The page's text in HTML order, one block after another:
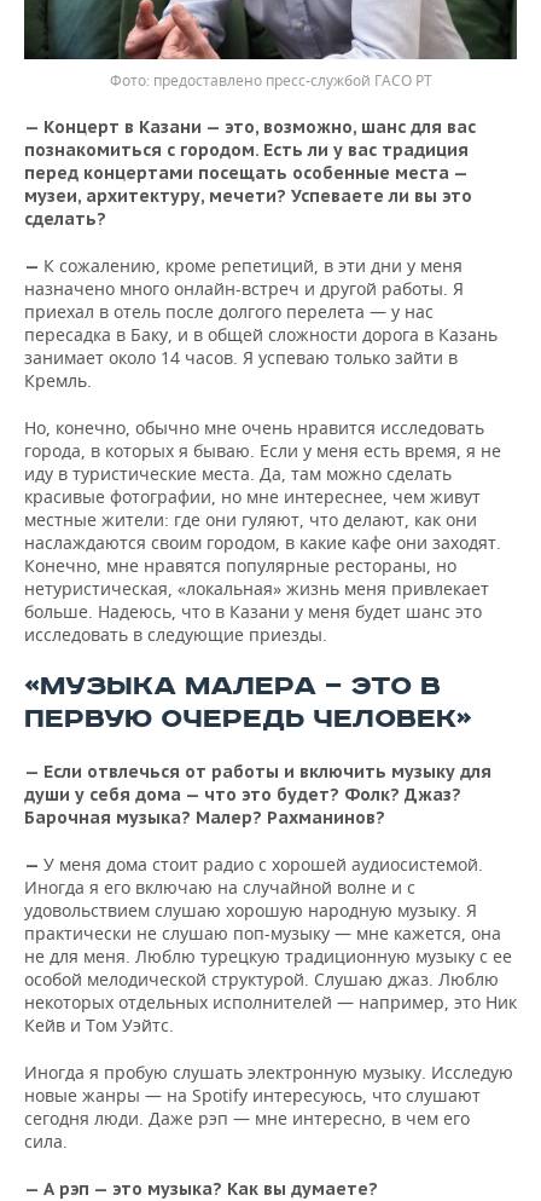
предоставлено пресс-службой ГАСО РТ
— Концерт в Казани — это, возможно, шанс для вас
познакомиться с городом. Есть ли у вас традиция
перед концертами посещать особенные места —
музеи, архитектуру, мечети? Успеваете ли вы это
сделать?
— К сожалению, кроме репетиций, в эти дни у меня
назначено много онлайн-встреч и другой работы. Я
приехал в отель после долгого перелета — у нас
пересадка в Баку, и в общей сложности дорога в Казань
занимает около 14 часов. Я успеваю только зайти в
Кремль.
Но, конечно, обычно мне очень нравится исследовать
города, в которых я бываю. Если у меня есть время, я не
иду в туристические места. Да, там можно сделать
красивые фотографии, но мне интереснее, чем живут
местные жители: где они гуляют, что делают, как они
наслаждаются своим городом, в какие кафе они заходят.
Конечно, мне нравятся популярные рестораны, но
нетуристическая, «локальная» жизнь меня привлекает
больше. Надеюсь, что в Казани у меня будет шанс это
исследовать в следующие приезды.
«МУЗЫКА МАЛЕРА — ЭТО В
ПЕРВУЮ ОЧЕРЕДЬ ЧЕЛОВЕК»
— Если отвлечься от работы и включить музыку для
души у себя дома — что это будет? Фолк? Джаз?
Барочная музыка? Малер? Рахманинов?
— У меня дома стоит радио с хорошей аудиосистемой.
Иногда я его включаю на случайной волне и с
удовольствием слушаю хорошую народную музыку. Я
практически не слушаю поп-музыку — мне кажется, она
не для меня. Люблю турецкую традиционную музыку с ее
особой мелодической структурой. Слушаю джаз. Люблю
некоторых отдельных исполнителей — например, это Ник
Кейв и Том Уэйтс.
Иногда я пробую слушать электронную музыку. Исследую
новые жанры — на Spotify интересуюсь, что слушают
сегодня люди. Даже рэп — мне интересно, в чем его
сила.
— А рэп — это музыка? Как вы думаете?